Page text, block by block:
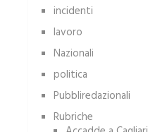
incidenti
lavoro
Nazionali
politica
Pubbliredazionali
Rubriche